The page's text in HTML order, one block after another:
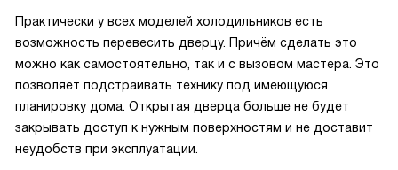
Практически у всех моделей холодильников есть
возможность перевесить дверцу. Причём сделать это
можно как самостоятельно, так и с вызовом мастера. Это
позволяет подстраивать технику под имеющуюся
планировку дома. Открытая дверца больше не будет
закрывать доступ к нужным поверхностям и не доставит
неудобств при эксплуатации.